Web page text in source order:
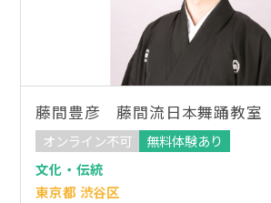
藤間豊彦 藤間流日本舞踊教
オンライン不可
無料体験あり
文化・伝統
東京都 渋谷区